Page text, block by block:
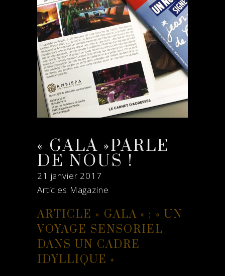
« GALA »PARLE
DE NOUS !
21 janvier 2017
Articles Magazine
ARTICLE « GALA » : « UN
VOYAGE SENSORIEL
DANS UN CADRE
IDYLLIQUE »